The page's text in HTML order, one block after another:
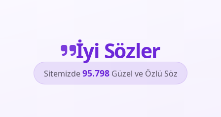
İyi Sözler
Sitemizde95.798Güzel ve Özlü Söz